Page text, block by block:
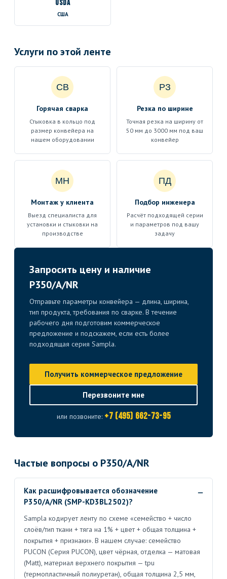
USDA
США
Услуги по этой ленте
СВ
Горячая сварка
Стыковка в кольцо под
размер конвейера на
нашем оборудовании
РЗ
Резка по ширине
Точная резка на ширину от
50 мм до 3000 мм под ваш
конвейер
МН
Монтаж у клиента
Выезд специалиста для
установки и стыковки на
производстве
ПД
Подбор инженера
Расчёт подходящей серии
и параметров под вашу
задачу
Запросить цену и наличие
P350/A/NR
Отправьте параметры конвейера — длина, ширина,
тип продукта, требования по сварке. В течение
рабочего дня подготовим коммерческое
предложение и подскажем, если есть более
подходящая серия Sampla.
Получить коммерческое предложение
Перезвоните мне
или позвоните: +7 (495) 662-73-95
Частые вопросы о P350/A/NR
Как расшифровывается обозначение
P350/A/NR (SMP-KD3BL2502)?
Sampla кодирует ленту по схеме «семейство + число
слоёв/тип ткани + тяга на 1% + цвет + общая толщина +
покрытия + признаки». В нашем случае: семейство
PUCON (Серия PUCON), цвет чёрная, отделка — матовая
(Matt), материал верхнего покрытия — tpu
(термопластичный полиуретан), общая толщина 2,5 мм,